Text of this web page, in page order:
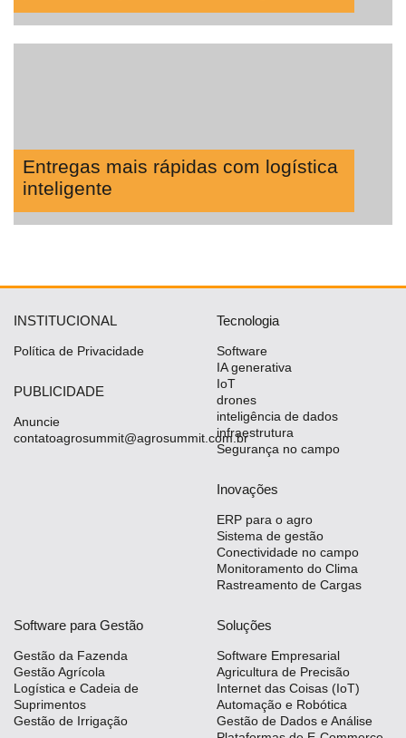
Entregas mais rápidas com logística
inteligente
INSTITUCIONAL
Política de Privacidade
PUBLICIDADE
Anuncie
contatoagrosummit@agrosummit.com.br
Tecnologia
Software
IA generativa
IoT
drones
inteligência de dados
infraestrutura
Segurança no campo
Inovações
ERP para o agro
Sistema de gestão
Conectividade no campo
Monitoramento do Clima
Rastreamento de Cargas
Software para Gestão
Gestão da Fazenda
Gestão Agrícola
Logística e Cadeia de
Suprimentos
Gestão de Irrigação
Soluções
Software Empresarial
Agricultura de Precisão
Internet das Coisas (IoT)
Automação e Robótica
Gestão de Dados e Análise